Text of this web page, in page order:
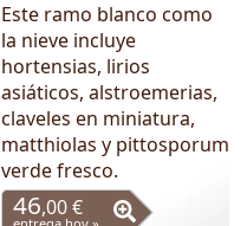
Este ramo blanco como
la nieve incluye
hortensias, lirios
asiáticos, alstroemerias,
claveles en miniatura,
matthiolas y pittosporum
verde fresco.
46,00 €